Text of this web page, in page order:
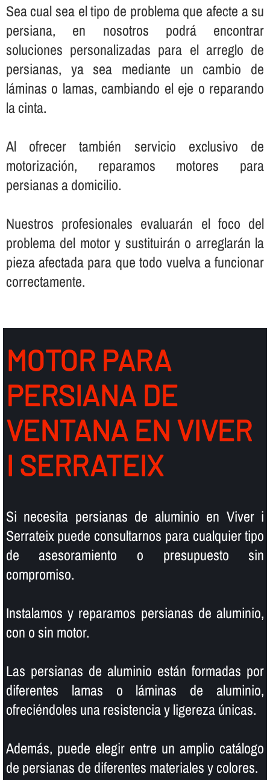
Sea cual sea el tipo de problema que afecte a su
persiana, en nosotros podrá encontrar
soluciones personalizadas para el arreglo de
persianas, ya sea mediante un cambio de
láminas o lamas, cambiando el eje o reparando
la cinta.
Al ofrecer también servicio exclusivo de
motorización, reparamos motores para
persianas a domicilio.
Nuestros profesionales evaluarán el foco del
problema del motor y sustituirán o arreglarán la
pieza afectada para que todo vuelva a funcionar
correctamente.
MOTOR PARA
PERSIANA DE
VENTANA EN VIVER
I SERRATEIX
Si necesita persianas de aluminio en Viver i
Serrateix puede consultarnos para cualquier tipo
de asesoramiento o presupuesto sin
compromiso.
Instalamos y reparamos persianas de aluminio,
con o sin motor.
Las persianas de aluminio están formadas por
diferentes lamas o láminas de aluminio,
ofreciéndoles una resistencia y ligereza únicas.
Además, puede elegir entre un amplio catálogo
de persianas de diferentes materiales y colores.